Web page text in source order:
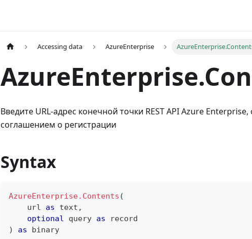
Accessing data AzureEnterprise
Введите URL-адрес конечной точки REST API Azure
соглашением о регистрации
Syntax
AzureEnterprise.Contents (
    url
as text ,
optional query as
record
)
as binary